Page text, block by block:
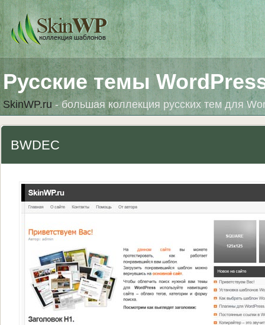
Русские темы
SkinWP.ru- большая коллекция русских тем для
BWDEC